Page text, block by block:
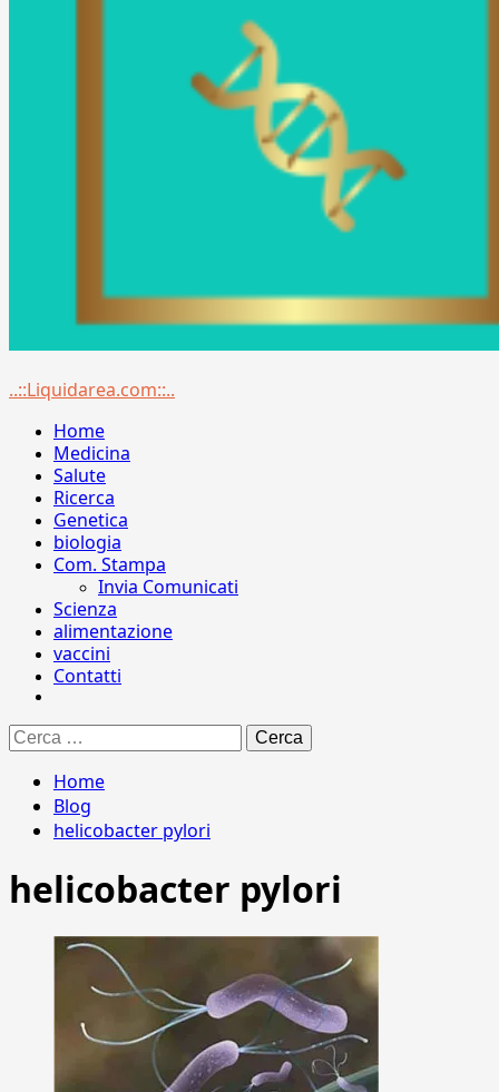
Menu
..::Liquidarea.com::..
Home
Medicina
Salute
Ricerca
Genetica
biologia
Com. Stampa
Invia Comunicati
Scienza
alimentazione
vaccini
Contatti
Ricerca
per:
Home
Blog
helicobacter pylori
helicobacter pylori